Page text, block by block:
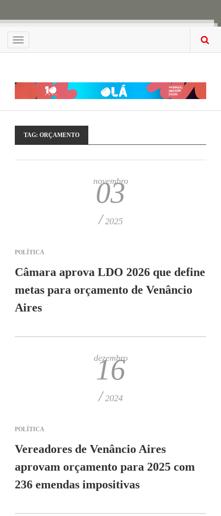
Menu
TAG: ORÇAMENTO
novembro
03
/ 2025
POLÍTICA
Câmara aprova LDO 2026 que define
metas para orçamento de Venâncio
Aires
dezembro
16
/ 2024
POLÍTICA
Vereadores de Venâncio Aires
aprovam orçamento para 2025 com
236 emendas impositivas